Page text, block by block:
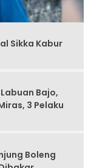
Sikka Kabur
Bajo,
3 Pelaku
Boleng